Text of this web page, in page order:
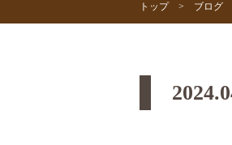
トップ ブログ